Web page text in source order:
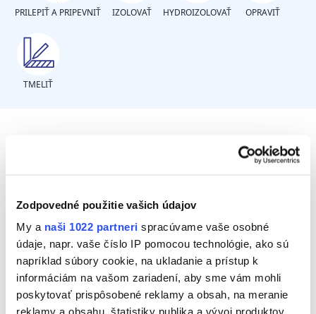
Zodpovedné použitie vašich údajov
My a naši 1022 partneri spracúvame vaše osobné
údaje, napr. vaše číslo IP pomocou technológie, ako sú
napríklad súbory cookie, na ukladanie a prístup k
informáciám na vašom zariadení, aby sme vám mohli
poskytovať prispôsobené reklamy a obsah, na meranie
reklamy a obsahu, štatistiky publika a vývoj produktov.
PRILEPIŤ A PRIPEVNIŤ IZOLOVAŤ HYDROIZOLOVAŤ OPRAVIŤ
TMELIŤ
Tvrdý plast PVC
Pružný gumový plast/Kaučuk/Plachtovina
Kov